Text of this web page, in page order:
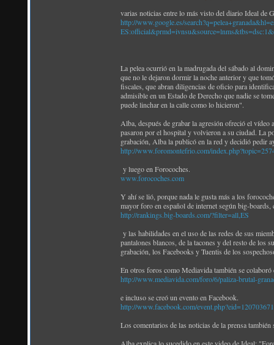
varias noticias entre lo más visto del diario Ideal de
http://www.google.es/
La pelea ocurrió en la madrugada del sábado al
que no le dejaron dormir la noche anterior y que
fiscales, que abran diligencias de oficio para
admisible en un Estado de Derecho que nadie se
puede linchar en la calle como lo hicieron".
Alba, después de grabar la agresión ofreció el
pasaron por el hospital y volvieron a su ciudad. La
grabación, Alba la publicó en la red y decidió pedir
http://www.foromontefrio.com/
y luego en Forocoches.
www.forocoches.com
Y ahí se lió, porque nada le gusta más a los
mayor foro en español de internet según big-
http://rankings.big-boards.com/?filter=all,ES
y las habilidades en el uso de las redes de sus
pantalones blancos, de la tacones y del resto de los
grabación, los Facebooks y Tuentis de los
En otros foros como Mediavida también se colaboró
http://www.mediavida.com/foro/6/paliza-brutal-
e incluso se creó un evento en Facebook.
http://www.facebook.com/
Los comentarios de las noticias de la prensa